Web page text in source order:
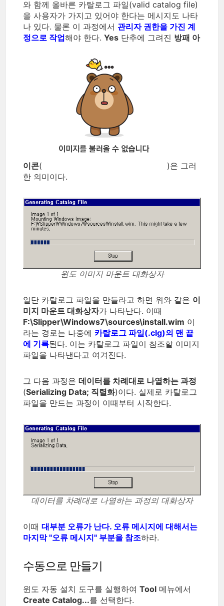
와 함께 올바른 카탈로그 파일(valid catalog file)
을 사용자가 가지고 있어야 한다는 메시지도 나타
나 있다. 물론 이 과정에서 관리자 권한을 가진 계
정으로 작업해야 한다. Yes 단추에 그려진 방패 아
이콘(
)은 그러
한 의미이다.
윈도 이미지 마운트 대화상자
일단 카탈로그 파일을 만들라고 하면 위와 같은 이
미지 마운트 대화상자가 나타난다. 이때
F:\Slipper\Windows7\sources\install.wim 이
라는 경로는 나중에 카탈로그 파일(.clg)의 맨 끝
에 기록된다. 이는 카탈로그 파일이 참조할 이미지
파일을 나타낸다고 여겨진다.
그 다음 과정은 데이터를 차례대로 나열하는 과정
(Serializing Data; 직렬화)이다. 실제로 카탈로그
파일을 만드는 과정이 이때부터 시작한다.
데이터를 차례대로 나열하는 과정의 대화상자
이때 대부분 오류가 난다. 오류 메시지에 대해서는
마지막 "오류 메시지" 부분을 참조하라.
수동으로 만들기
윈도 자동 설치 도구를 실행하여 Tool 메뉴에서
Create Catalog...를 선택한다.